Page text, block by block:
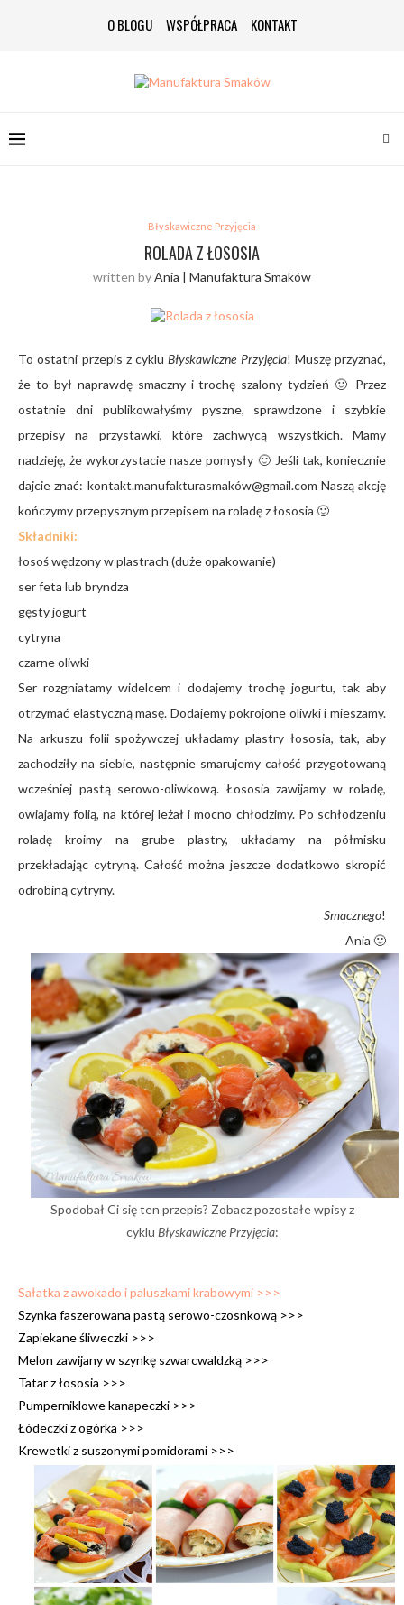
O BLOGU WSPÓŁPRACA KONTAKT
Błyskawiczne Przyjęcia
ROLADA Z ŁOSOSIA
written byAnia | Manufaktura Smaków
To ostatni przepis z cykluBłyskawiczne Przyjęcia! Muszę przyznać,
że to był naprawdę smaczny i trochę szalony tydzień 🙂 Przez
ostatnie dni publikowałyśmy pyszne, sprawdzone i szybkie
przepisy na przystawki, które zachwycą wszystkich. Mamy
nadzieję, że wykorzystacie nasze pomysły 🙂 Jeśli tak, koniecznie
dajcie znać: kontakt.manufakturasmaków@gmail.com Naszą akcję
kończymy przepysznym przepisem na roladę z łososia 🙂
Składniki:
łosoś wędzony w plastrach (duże opakowanie)
ser feta lub bryndza
gęsty jogurt
cytryna
czarne oliwki
Ser rozgniatamy widelcem i dodajemy trochę jogurtu, tak aby
otrzymać elastyczną masę. Dodajemy pokrojone oliwki i mieszamy.
Na arkuszu folii spożywczej układamy plastry łososia, tak, aby
zachodziły na siebie, następnie smarujemy całość przygotowaną
wcześniej pastą serowo-oliwkową. Łososia zawijamy w roladę,
owiajamy folią, na której leżał i mocno chłodzimy. Po schłodzeniu
roladę kroimy na grube plastry, układamy na półmisku
przekładając cytryną. Całość można jeszcze dodatkowo skropić
odrobiną cytryny.
Smacznego!
Ania 🙂
Spodobał Ci się ten przepis? Zobacz pozostałe wpisy z
cyklu Błyskawiczne Przyjęcia:
Sałatka z awokado i paluszkami krabowymi >>>
Szynka faszerowana pastą serowo-czosnkową >>>
Zapiekane śliweczki >>>
Melon zawijany w szynkę szwarcwaldzką >>>
Tatar z łososia >>>
Pumperniklowe kanapeczki >>>
Łódeczki z ogórka >>>
Krewetki z suszonymi pomidorami >>>